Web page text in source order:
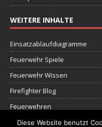
WEITERE INHALTE
Einsatzablaufdiagramme
Feuerwehr Spiele
Feuerwehr Wissen
Firefighter Blog
Feuerwehren
Dokumente
Diese Website benutzt